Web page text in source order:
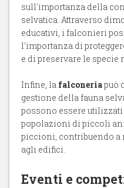
sull'importanza della
selvatica. Attraverso
educativi, i falconieri
l'importanza di
e di preservare le specie
Infine, la falconeriapuò
gestione della fauna
possono essere
popolazioni di piccoli
piccioni, contribuendo a
agli edifici.
Eventi e